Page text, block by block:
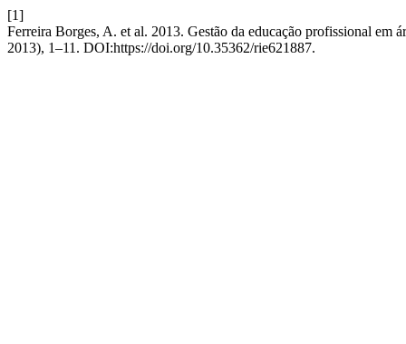
[1]
Ferreira Borges, A. et al. 2013. Gestão da educação profissional em
2013), 1–11. DOI:https://doi.org/10.35362/rie621887.